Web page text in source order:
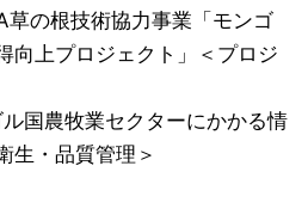
の根技術協力事業「モンゴ
向上プロジェクト」＜プロジ
国農牧業セクターにかかる情
生・品質管理＞